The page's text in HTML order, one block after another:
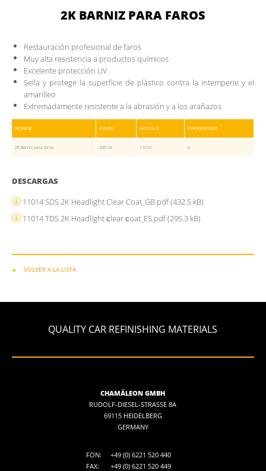
2K BARNIZ PARA FAROS
Restauración profesional de faros
Muy alta resistencia a productos químicos
Excelente protección UV
Sella y protege la superficie de plástico contra la intemperie y el
amarilleo
Extremadamente resistente a la abrasión y a los arañazos
NOMBRE ENVASE ARTÍCULO EMPAQUETADO
2K Barniz para faros 200 ml 11014 6
DESCARGAS
11014 SDS 2K Headlight Clear Coat_GB.pdf(432.5 kB)
11014 TDS 2K Headlight сlear сoat_ES.pdf(295.3 kB)
VOLVER A LA LISTA
QUALITY CAR REFINISHING MATERIALS
CHAMÄLEON GMBH
RUDOLF-DIESEL-STRASSE 8A
69115 HEIDELBERG
GERMANY
FON:
+49 (0) 6221 520 440
FAX:
+49 (0) 6221 520 449